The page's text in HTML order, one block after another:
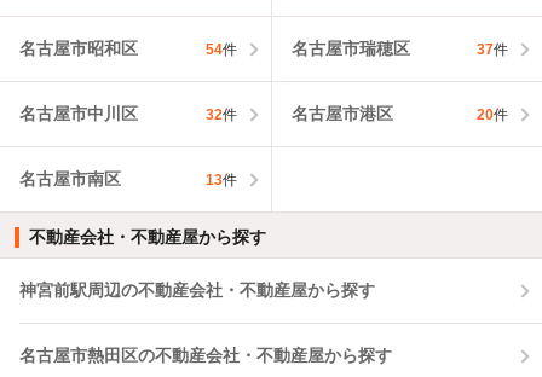
名古屋市昭和区 54件 名古屋市瑞穂区 37件
名古屋市中川区 32件 名古屋市港区 20件
名古屋市南区 13件
不動産会社・不動産屋から探す
神宮前駅周辺の不動産会社・不動産屋から探す
名古屋市熱田区の不動産会社・不動産屋から探す